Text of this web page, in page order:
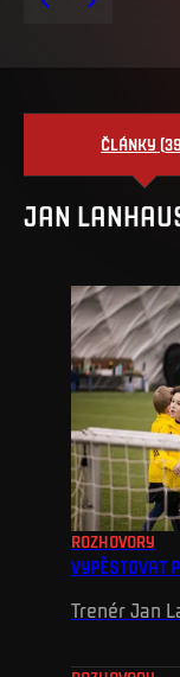
ČLÁNKY (
JAN
ROZHOVORY
VYPĚSTOVAT
Trenér Jan